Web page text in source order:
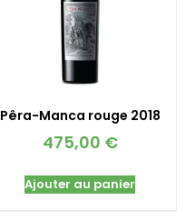
Pêra-Manca rouge 2018
475,00 €
Ajouter au panier